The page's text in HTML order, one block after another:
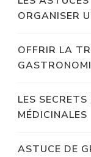
ORGANISER
OFFRIR LA
LES
MÉDICINALES
ASTUCE DE